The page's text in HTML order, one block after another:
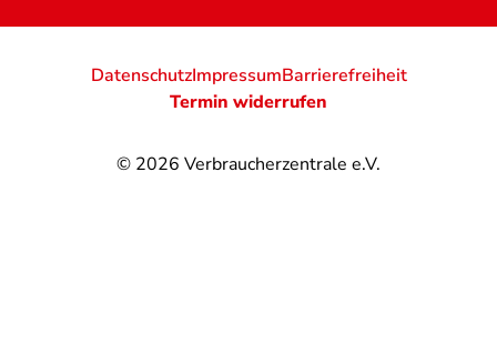
© 2026 Verbraucherzentrale e.V.
DatenschutzImpressumBarrierefreiheit
Termin widerrufen